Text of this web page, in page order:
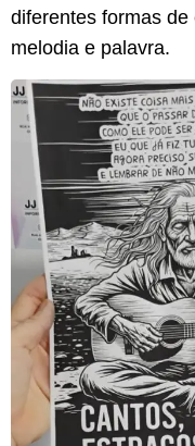
diferentes formas
melodia e palavra.